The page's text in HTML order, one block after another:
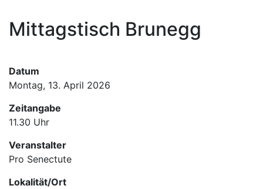
Hauptnavigation
Termine
Mittagstisch Brunegg
Datum
Montag, 13. April 2026
Zeitangabe
11.30 Uhr
Veranstalter
Pro Senectute
Lokalität/Ort